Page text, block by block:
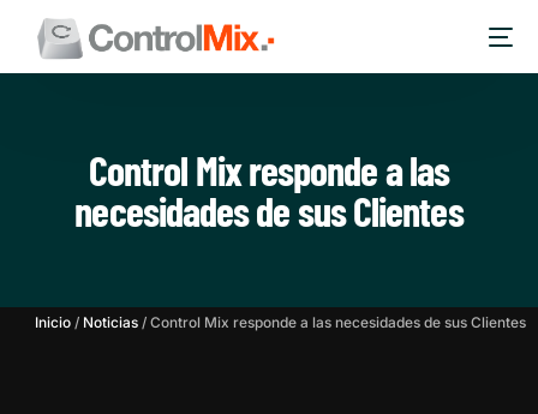
Control Mix responde a las
necesidades de sus Clientes
Inicio / Noticias / Control Mix responde a las necesidades de sus Clientes